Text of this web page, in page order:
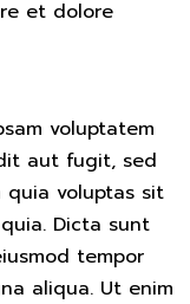
et dolore
voluptatem
aut fugit, sed
quia voluptas sit
Dicta sunt
tempor
aliqua. Ut enim